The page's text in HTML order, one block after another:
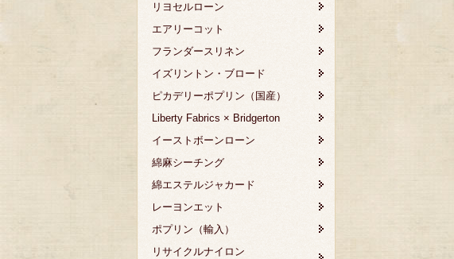
リヨセルローン
エアリーコット
フランダースリネン
イズリントン・ブロード
ピカデリーポプリン（国産）
Liberty Fabrics × Bridgerton
イーストボーンローン
綿麻シーチング
綿エステルジャカード
レーヨンエット
ポプリン（輸入）
リサイクルナイロン